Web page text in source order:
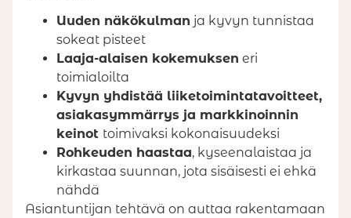
Uuden näkökulman ja kyvyn tunnistaa
sokeat pisteet
Laaja-alaisen kokemuksen eri
toimialoilta
Kyvyn yhdistää liiketoimintatavoitteet,
asiakasymmärrys ja markkinoinnin
keinot toimivaksi kokonaisuudeksi
Rohkeuden haastaa, kyseenalaistaa ja
kirkastaa suunnan, jota sisäisesti ei ehkä
nähdä
Asiantuntijan tehtävä on auttaa rakentamaan